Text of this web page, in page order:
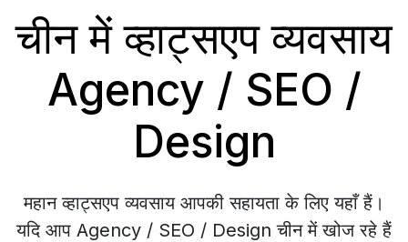
चीन में व्हाट्सएप व्यवसाय
Agency / SEO /
Design
महान व्हाट्सएप व्यवसाय आपकी सहायता के लिए यहाँ हैं।
यदि आप Agency / SEO / Design चीन में खोज रहे हैं